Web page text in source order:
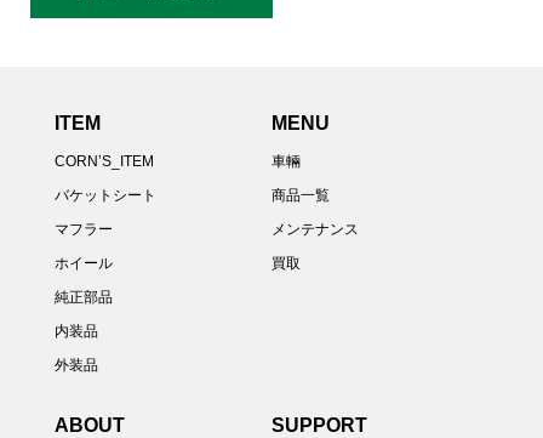
ITEM
CORN’S_ITEM
バケットシート
マフラー
ホイール
純正部品
内装品
外装品
MENU
車輛
商品一覧
メンテナンス
買取
ABOUT SUPPORT